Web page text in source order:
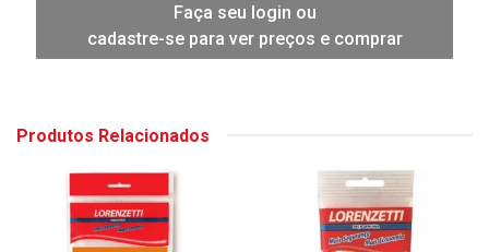
Faça seu login ou
cadastre-se para ver preços e comprar
Produtos Relacionados